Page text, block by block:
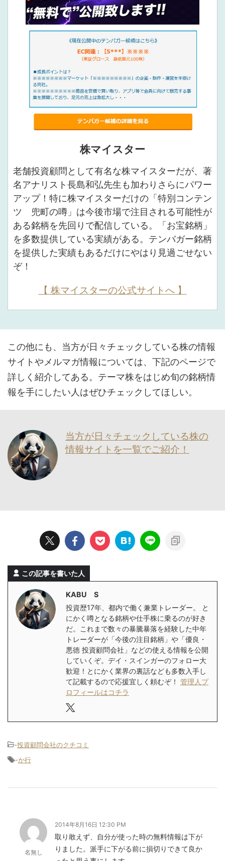
株マイスター
老舗投資顧問として有名な株マイスターだが、著
名アナリスト長島和弘先生も加わりさらにパワー
アップ！特に株マイスターだけの「特別コンテン
ツ 兜町の噂」は今後市場で注目される可能性が
ある銘柄を先回りで配信している。「お宝銘柄」
を多数提供している実績がある。テンバガー銘柄
を提供した実績もあるだけにやはり見過ごせない
ぞ！
【 株マイスターの公式サイトへ 】
この他にも、当方が日々チェックしている株の情報
サイトやメルマガ情報については、下記のページで
詳しく紹介してある。テーマ株をはじめ旬の銘柄情
報を手にしたい人はぜひチェックしてほしい。
当方が日々チェックしている株の
情報サイトを一覧でご紹介！
この記事を書いた人
KABU S
投資歴17年、都内で働く兼業トレーダー。 と
にかく噂となる銘柄や仕手株に乗るのが好き
だ。これまで数々の暴騰暴落を経験した中年
トレーダーが「今後の注目銘柄」や「優良・
悪徳 投資顧問会社」などの使える情報を公開
していくぞ。デイ・スインガーのフォロー大
歓迎！とにかく業界の裏話なども多数入手し
て記載するので応援宜しく頼むぞ！ 管理人プ
ロフィールはコチラ
-投資顧問会社のクチコミ
-か行
名無し
2014年8月16日 12:30 PM
取り敢えず、自分が使った時の無料情報は下が
りました。派手に下がる前に損切りできて良か